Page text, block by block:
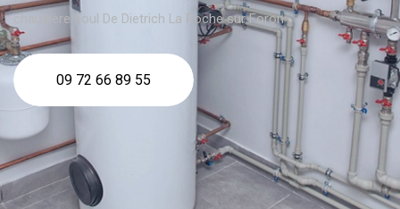
chaudière fioul De Dietrich La Roche sur Foron
09 72 66 89 55